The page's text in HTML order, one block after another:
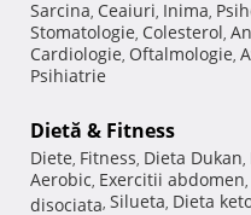
Sarcina, Ceaiuri, Inima,
Stomatologie, Colesterol,
Cardiologie, Oftalmologie,
Psihiatrie
Dietă & Fitness
Diete, Fitness, Dieta Dukan,
Aerobic, Exercitii abdomen,
disociata, Silueta, Dieta